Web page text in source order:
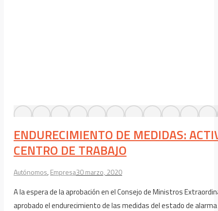
ENDURECIMIENTO DE MEDIDAS:
CENTRO DE TRABAJO
Autónomos,Empresa30 marzo, 2020
A la espera de la aprobación en el Consejo de Ministros
aprobado el endurecimiento de las medidas del estado de